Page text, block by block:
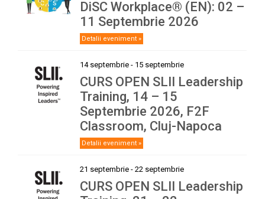
DiSC Workplace® (EN): 02 –
11 Septembrie 2026
Detalii eveniment »
14 septembrie - 15 septembrie
CURS OPEN SLII Leadership
Training, 14 – 15
Septembrie 2026, F2F
Classroom, Cluj-Napoca
Detalii eveniment »
21 septembrie -22 septembrie
CURS OPEN SLII Leadership